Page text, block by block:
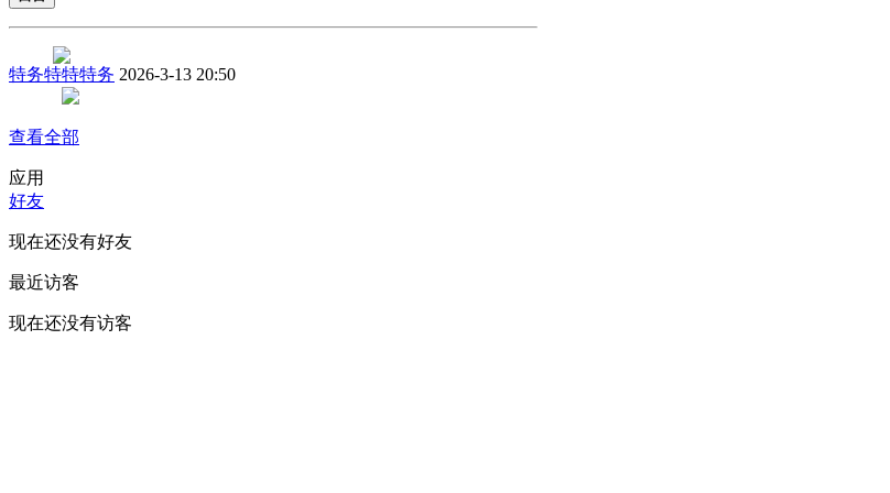
特务特特特务 2026-3-13 20:50
查看全部
应用
好友
现在还没有好友
最近访客
现在还没有访客